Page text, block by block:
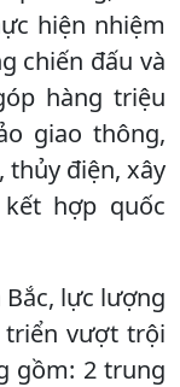
hiện nhiệm
chiến đấu và
hàng triệu
giao thông,
thủy điện, xây
hợp quốc
lực lượng
triển vượt trội
gồm: 2 trung